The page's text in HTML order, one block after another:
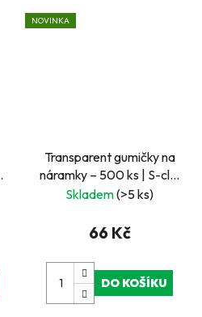
NOVINKA
Transparent gumičky na
náramky – 500 ks | S-clip
spony a háček
Skladem(>5 ks)
66 Kč
DO KOŠÍKU